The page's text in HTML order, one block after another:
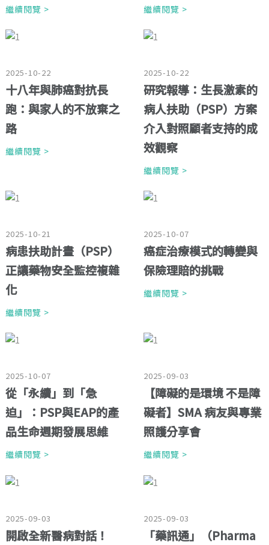
繼續閱覽 > 繼續閱覽 >
2025-10-22
十八年與肺癌對抗長
跑：與家人的不放棄之
路
繼續閱覽 >
2025-10-22
研究報導：生長激素的
病人扶助（PSP）方案
介入對照顧者支持的成
效觀察
繼續閱覽 >
2025-10-21
病患扶助計畫（PSP）
正讓藥物安全監控複雜
化
繼續閱覽 >
2025-10-07
癌症治療模式的轉變與
保險理賠的挑戰
繼續閱覽 >
2025-10-07
從「永續」到「急
迫」：PSP與EAP的產
品生命週期發展思維
繼續閱覽 >
2025-09-03
【障礙的是環境 不是障
礙者】SMA 病友與專業
照護分享會
繼續閱覽 >
2025-09-03
開啟全新醫病對話！
2025-09-03
「藥訊通」（Pharma